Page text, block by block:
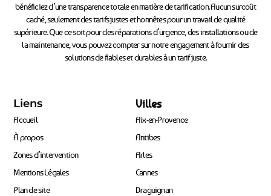
bénéficiez d’une transparence totale en matière de tarification. Aucun surcoût
caché, seulement des tarifs justes et honnêtes pour un travail de qualité
supérieure. Que ce soit pour des réparations d’urgence, des installations ou de
la maintenance, vous pouvez compter sur notre engagement à fournir des
solutions de fiables et durables à un tarif juste.
Liens
Accueil
À propos
Zones d’intervention
Mentions Légales
Plan de site
Villes
Aix-en-Provence
Antibes
Arles
Cannes
Draguignan